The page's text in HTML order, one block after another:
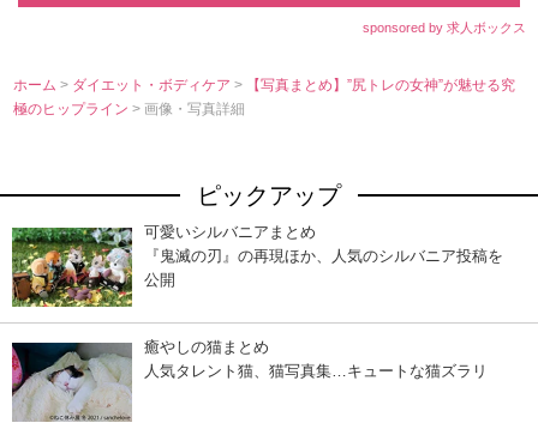
sponsored by 求人ボックス
ホーム > ダイエット・ボディケア>
【写真まとめ】”尻トレの女神”が魅せる究
極のヒップライン> 画像・写真詳細
ピックアップ
可愛いシルバニアまとめ
『鬼滅の刃』の再現ほか、人気のシルバニア投稿を
公開
癒やしの猫まとめ
人気タレント猫、猫写真集…キュートな猫ズラリ